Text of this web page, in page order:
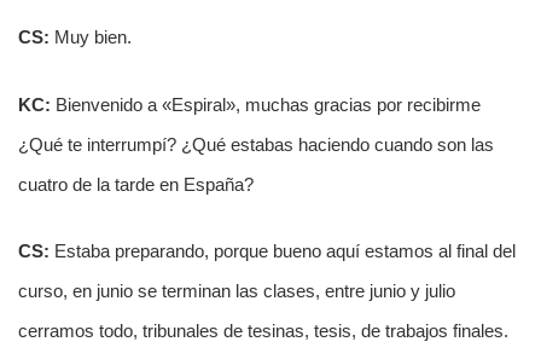
CS: Muy bien.
KC: Bienvenido a «Espiral», muchas gracias por recibirme
¿Qué te interrumpí? ¿Qué estabas haciendo cuando son las
cuatro de la tarde en España?
CS: Estaba preparando, porque bueno aquí estamos al final del
curso, en junio se terminan las clases, entre junio y julio
cerramos todo, tribunales de tesinas, tesis, de trabajos finales.